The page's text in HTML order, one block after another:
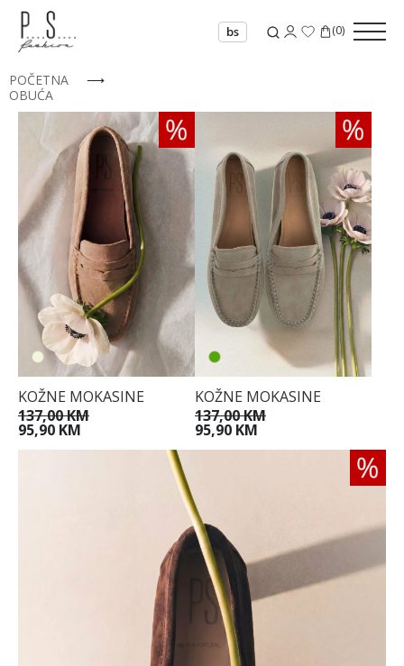
bs (0)
POČETNA
⟶
OBUĆA
KOŽNE MOKASINE
137,00 KM
95,90 KM
KOŽNE MOKASINE
137,00 KM
95,90 KM